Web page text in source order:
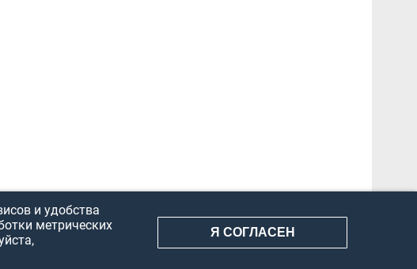
ИСПОЛЬЗОВАНИЕ ИНФОРМАЦИИ КОНФИДЕНЦИАЛЬНОСТЬ
и удобства
метрических
Я СОГЛАСЕН